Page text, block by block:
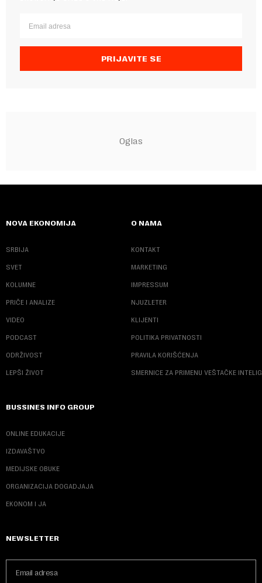
PRIJAVITE SE
NOVA EKONOMIJA
SRBIJA
SVET
KOLUMNE
PRIČE I ANALIZE
VIDEO
PODCAST
ODRŽIVOST
LEPŠI ŽIVOT
O NAMA
KONTAKT
MARKETING
IMPRESSUM
NJUZLETER
KLIJENTI
POLITIKA PRIVATNOSTI
PRAVILA KORIŠĆENJA
SMERNICE ZA PRIMENU VEŠTAČKE
BUSSINES INFO GROUP
ONLINE EDUKACIJE
IZDAVAŠTVO
MEDIJSKE OBUKE
ORGANIZACIJA DOGADJAJA
EKONOM I JA
NEWSLETTER